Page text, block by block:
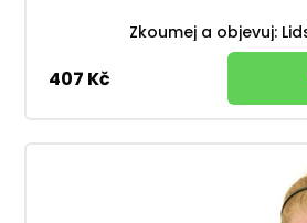
Zkoumej a objevuj:
407 Kč